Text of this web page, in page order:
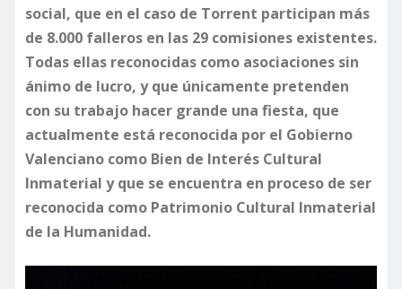
social, que en el caso de Torrent participan más
de 8.000 falleros en las 29 comisiones existentes.
Todas ellas reconocidas como asociaciones sin
ánimo de lucro, y que únicamente pretenden
con su trabajo hacer grande una fiesta, que
actualmente está reconocida por el Gobierno
Valenciano como Bien de Interés Cultural
Inmaterial y que se encuentra en proceso de ser
reconocida como Patrimonio Cultural Inmaterial
de la Humanidad.